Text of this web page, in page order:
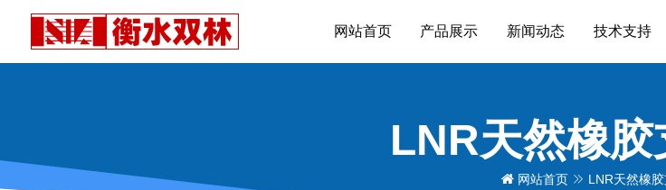
网站首页 产品展示 新闻动态 技术支持
LNR天然橡胶
网站首页 LNR天然橡